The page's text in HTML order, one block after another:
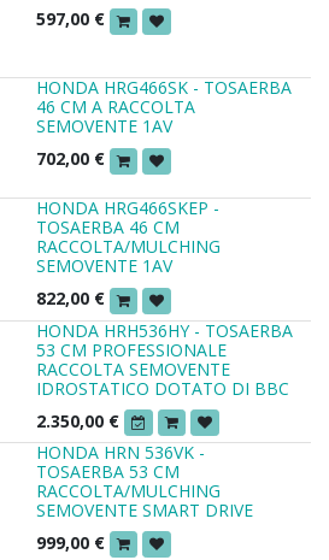
597,00 €
HONDA HRG466SK - TOSAERBA
46 CM A RACCOLTA
SEMOVENTE 1AV
702,00 €
HONDA HRG466SKEP -
TOSAERBA 46 CM
RACCOLTA/MULCHING
SEMOVENTE 1AV
822,00 €
HONDA HRH536HY - TOSAERBA
53 CM PROFESSIONALE
RACCOLTA SEMOVENTE
IDROSTATICO DOTATO DI BBC
2.350,00 €
HONDA HRN 536VK -
TOSAERBA 53 CM
RACCOLTA/MULCHING
SEMOVENTE SMART DRIVE
999,00 €